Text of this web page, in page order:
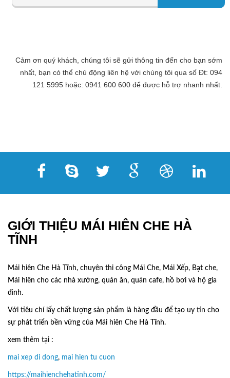
Cảm ơn quý khách, chúng tôi sẽ gửi thông tin đến cho bạn sớm
nhất, bạn có thể chủ động liên hệ với chúng tôi qua số Đt: 094
121 5995 hoặc: 0941 600 600 để được hỗ trợ nhanh nhất.
GIỚI THIỆU MÁI HIÊN CHE HÀ
TĨNH
Mái hiên Che Hà Tĩnh, chuyên thi công Mái Che, Mái Xếp, Bạt che,
Mái hiên cho các nhà xưởng, quán ăn, quán cafe, hồ bơi và hộ gia
đình.
Với tiêu chí lấy chất lượng sản phẩm là hàng đầu để tạo uy tín cho
sự phát triển bền vững của Mái hiên Che Hà Tĩnh.
xem thêm tại :
mai xep di dong, mai hien tu cuon
https://maihienchehatinh.com/